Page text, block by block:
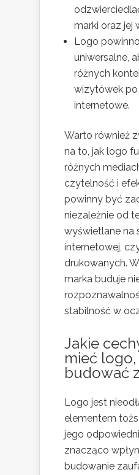
marki oraz jej
Logo
uniwersalne,
różnych
wizytówek
internetowe.
Warto również
na to, jak logo
różnych
czytelność i
powinny być
niezależnie od
wyświetlane na
internetowej,
drukowanych.
marka buduje
stabilność w
Jakie
mieć
budować
Logo jest
elementem
jego
znacząco
budowanie